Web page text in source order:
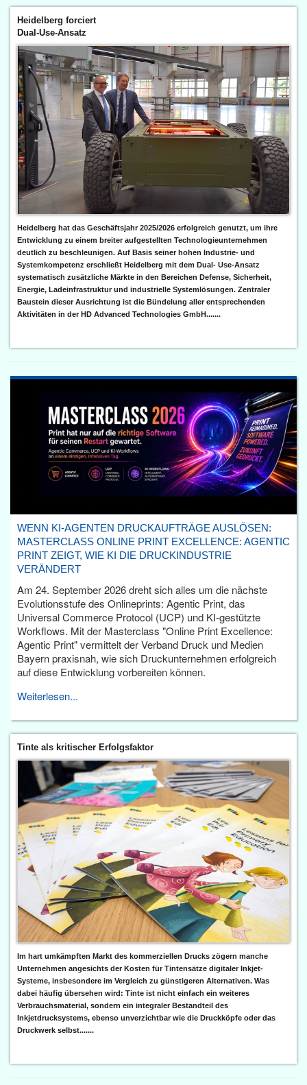
Heidelberg forciert
Dual-Use-Ansatz
Heidelberg hat das Geschäftsjahr 2025/2026 erfolgreich genutzt, um ihre
Entwicklung zu einem breiter aufgestellten Technologieunternehmen
deutlich zu beschleunigen. Auf Basis seiner hohen Industrie- und
Systemkompetenz erschließt Heidelberg mit dem Dual- Use-Ansatz
systematisch zusätzliche Märkte in den Bereichen Defense, Sicherheit,
Energie, Ladeinfrastruktur und industrielle Systemlösungen. Zentraler
Baustein dieser Ausrichtung ist die Bündelung aller entsprechenden
Aktivitäten in der HD Advanced Technologies GmbH.......
WENN KI-AGENTEN DRUCKAUFTRÄGE AUSLÖSEN:
MASTERCLASS ONLINE PRINT EXCELLENCE: AGENTIC
PRINT ZEIGT, WIE KI DIE DRUCKINDUSTRIE
VERÄNDERT
Am 24. September 2026 dreht sich alles um die nächste
Evolutionsstufe des Onlineprints: Agentic Print, das
Universal Commerce Protocol (UCP) und KI-gestützte
Workflows. Mit der Masterclass "Online Print Excellence:
Agentic Print" vermittelt der Verband Druck und Medien
Bayern praxisnah, wie sich Druckunternehmen erfolgreich
auf diese Entwicklung vorbereiten können.
Weiterlesen...
Tinte als kritischer Erfolgsfaktor
Im hart umkämpften Markt des kommerziellen Drucks zögern manche
Unternehmen angesichts der Kosten für Tintensätze digitaler Inkjet-
Systeme, insbesondere im Vergleich zu günstigeren Alternativen. Was
dabei häufig übersehen wird: Tinte ist nicht einfach ein weiteres
Verbrauchsmaterial, sondern ein integraler Bestandteil des
Inkjetdrucksystems, ebenso unverzichtbar wie die Druckköpfe oder das
Druckwerk selbst.......